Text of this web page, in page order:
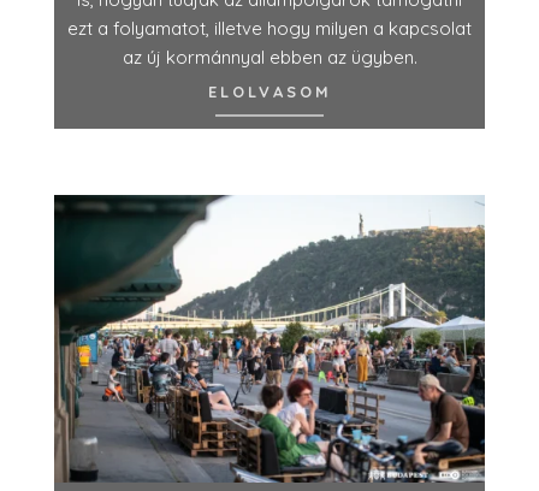
ezt a folyamatot, illetve hogy milyen a kapcsolat
az új kormánnyal ebben az ügyben.
ELOLVASOM